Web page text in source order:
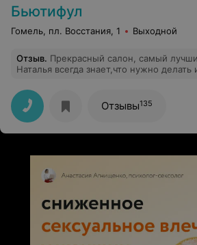
Бьютифул
Гомель, пл. Восстания, 1 Выходной
Отзыв. Прекрасный салон, самый
Наталья всегда знает,что нужно делать
Отзывы135